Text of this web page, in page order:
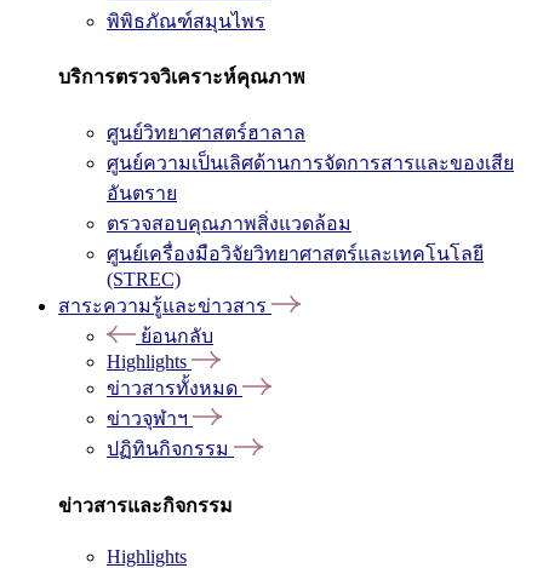
พิพิธภัณฑ์สมุนไพร
บริการตรวจวิเคราะห์คุณภาพ
ศูนย์วิทยาศาสตร์ฮาลาล
ศูนย์ความเป็นเลิศด้านการจัดการสารและของเสีย
อันตราย
ตรวจสอบคุณภาพสิ่งแวดล้อม
ศูนย์เครื่องมือวิจัยวิทยาศาสตร์และเทคโนโลยี
(STREC)
สาระความรู้และข่าวสาร
ย้อนกลับ
Highlights
ข่าวสารทั้งหมด
ข่าวจุฬาฯ
ปฏิทินกิจกรรม
ข่าวสารและกิจกรรม
Highlights